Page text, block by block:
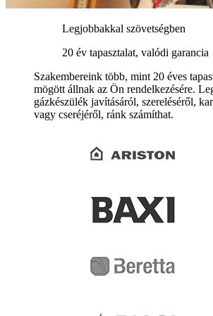
Legjobbakkal szövetségben
20 év tapasztalat, valódi garancia
Szakembereink több, mint 20 éves
mögött állnak az Ön rendelkezésére.
gázkészülék javításáról, szereléséről,
vagy cseréjéről, ránk számíthat.